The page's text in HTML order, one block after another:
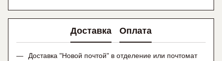
Доставка Оплата
Доставка "Новой почтой" в отделение или почтомат